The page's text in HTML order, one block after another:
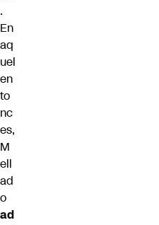
.
En
aq
uel
en
to
nc
es,
M
ell
ad
o
ad